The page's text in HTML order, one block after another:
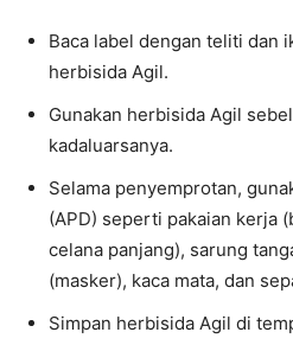
Baca label dengan teliti dan
herbisida Agil.
Gunakan herbisida Agil
kadaluarsanya.
Selama penyemprotan,
(APD) seperti pakaian kerja
celana panjang), sarung
(masker), kaca mata, dan
Simpan herbisida Agil di